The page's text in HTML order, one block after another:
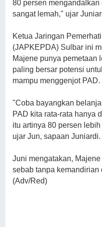
80 persen mengandalkan
sangat lemah," ujar
Ketua Jaringan
(JAPKEPDA) Sulbar ini
Majene punya pemetaan
paling bersar potensi
mampu menggenjot PAD.
"Coba bayangkan
PAD kita rata-rata hanya
itu artinya 80 persen
ujar Jun, sapaan Juniardi.
Juni mengatakan,
sebab tanpa kemandirian
(Adv/Red)